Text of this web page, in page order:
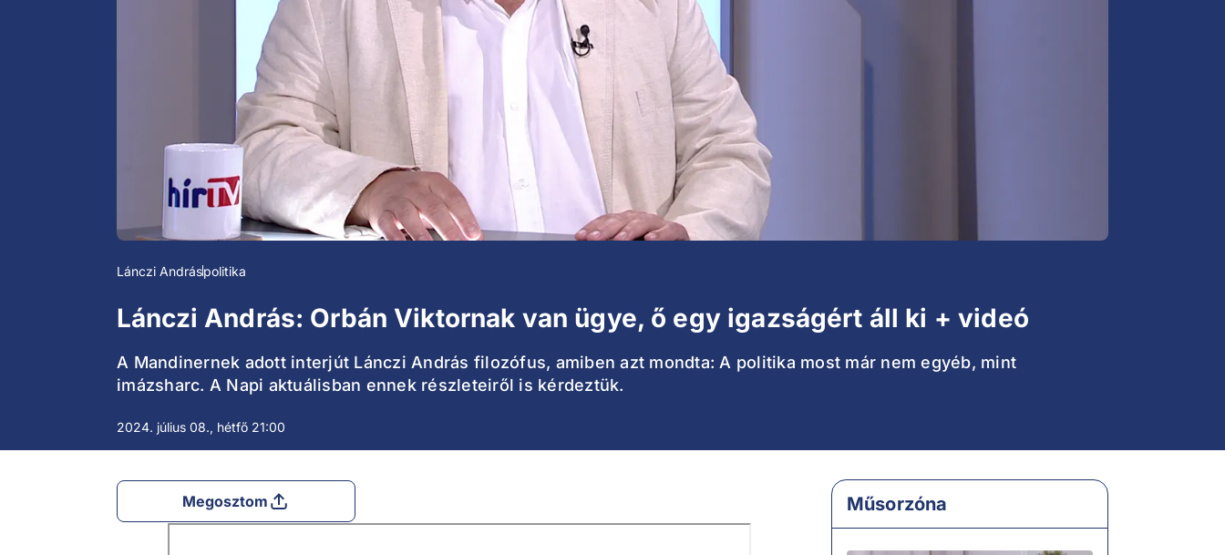
Lánczi Andráspolitika
Lánczi András: Orbán Viktornak van ügye, ő egy igazságért áll ki + videó
A Mandinernek adott interjút Lánczi András filozófus, amiben azt mondta: A politika most már nem egyéb, mint
imázsharc. A Napi aktuálisban ennek részleteiről is kérdeztük.
2024. július 08., hétfő 21:00
Megosztom Műsorzóna